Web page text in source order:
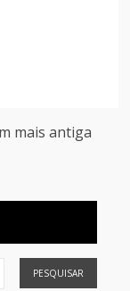
mais antiga